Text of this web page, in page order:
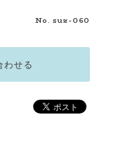
No. suz-060
わせる